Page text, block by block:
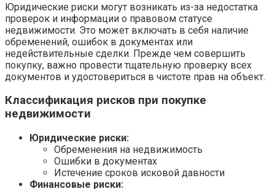
Юридические риски могут возникать из-за недостатка
проверок и информации о правовом статусе
недвижимости. Это может включать в себя наличие
обременений, ошибок в документах или
недействительные сделки. Прежде чем совершить
покупку, важно провести тщательную проверку всех
документов и удостовериться в чистоте прав на объект.
Классификация рисков при покупке
недвижимости
Юридические риски:
Обременения на недвижимость
Ошибки в документах
Истечение сроков исковой давности
Финансовые риски: